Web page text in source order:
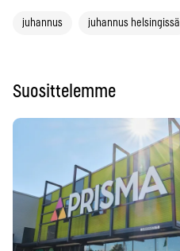
juhannus juhannus helsingissä
Suosittelemme